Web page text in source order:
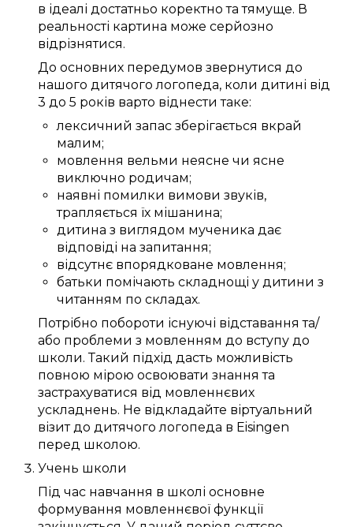
в ідеалі достатньо коректно татямуще. В
реальності картина може серйозно
відрізнятися.
До основних передумов звернутися до
нашого дитячого логопеда, коли дитині від
3 до 5 років варто віднести таке:
лексичний запас зберігається вкрай
малим;
мовлення вельми неясне чи ясне
виключно родичам;
наявні помилки вимови звуків,
трапляється їх мішанина;
дитина з виглядом мученика дає
відповіді на запитання;
відсутнє впорядковане мовлення;
батьки помічають складнощі у дитини з
читанням по складах.
Потрібно побороти існуючі відставання та/
або проблеми з мовленням до вступу до
школи.Такий підхід дасть можливість
повною мірою освоювати знання та
застрахуватися від мовленнєвих
ускладнень. Не відкладайте віртуальний
візит до дитячого логопеда в Eisingen
перед школою.
Учень школи
Під час навчання в школі основне
формування мовленнєвої функції